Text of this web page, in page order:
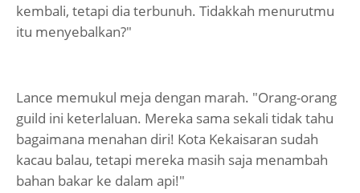
kembali, tetapi dia terbunuh. Tidakkah menurutmu
itu menyebalkan?"
Lance memukul meja dengan marah. "Orang-orang
guild ini keterlaluan. Mereka sama sekali tidak tahu
bagaimana menahan diri! Kota Kekaisaran sudah
kacau balau, tetapi mereka masih saja menambah
bahan bakar ke dalam api!"